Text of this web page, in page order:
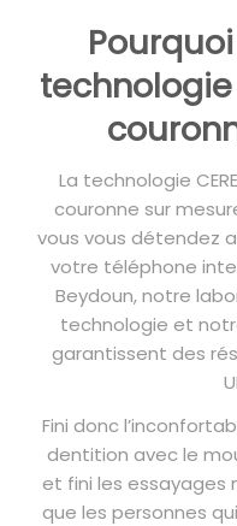
technologie
La technologie
couronne sur
vous vous détendez
votre téléphone
Beydoun, notre
technologie et
garantissent des
Fini donc
dentition avec le
et fini les essayages
que les personnes